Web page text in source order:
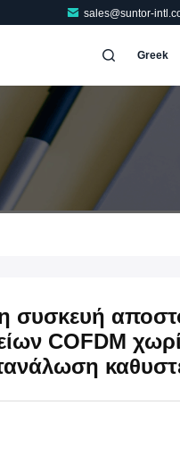
sales@suntor-
Greek
συσκευή
COFDM